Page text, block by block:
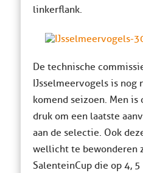
linkerflank.
De technische
IJsselmeervogels is nog
komend seizoen. Men
druk om een laatste
aan de selectie. Ook
wellicht te bewonderen
SalenteinCup die op 4,